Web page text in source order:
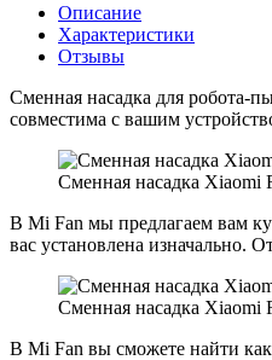
Описание
Характеристики
Отзывы
Сменная насадка для робота-
совместима с вашим
Сменная насадка Xiaomi
В Mi Fan мы предлагаем вам
вас установлена изначально.
Сменная насадка Xiaomi
В Mi Fan вы сможете найти